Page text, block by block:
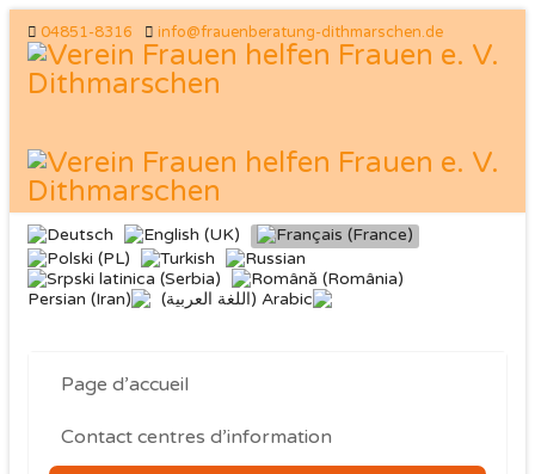
04851-8316 info@frauenberatung-dithmarschen.de
Page d’accueil
Contact centres d’information